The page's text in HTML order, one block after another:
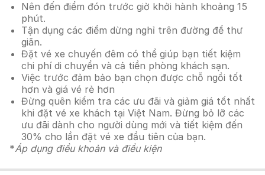
Nên đến điểm đón trước giờ khởi hành khoảng 15
phút.
Tận dụng các điểm dừng nghỉ trên đường để thư
giãn.
Đặt vé xe chuyến đêm có thể giúp bạn tiết kiệm
chi phí di chuyển và cả tiền phòng khách sạn.
Việc trước đảm bảo bạn chọn được chỗ ngồi tốt
hơn và giá vé rẻ hơn
Đừng quên kiểm tra các ưu đãi và giảm giá tốt nhất
khi đặt vé xe khách tại Việt Nam. Đừng bỏ lỡ các
ưu đãi dành cho người dùng mới và tiết kiệm đến
30% cho lần đặt vé xe đầu tiên của bạn.
*Áp dụng điều khoản và điều kiện